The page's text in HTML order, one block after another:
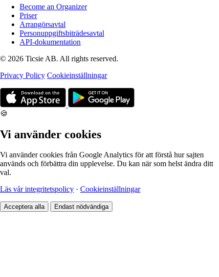
Become an Organizer
Priser
Arrangörsavtal
Personuppgiftsbiträdesavtal
API-dokumentation
© 2026 Ticsie AB. All rights reserved.
Privacy Policy Cookieinställningar
🍪
Vi använder cookies
Vi använder cookies från Google Analytics för att förstå hur sajten
används och förbättra din upplevelse. Du kan när som helst ändra ditt
val.
Läs vår integritetspolicy · Cookieinställningar
Acceptera alla Endast nödvändiga